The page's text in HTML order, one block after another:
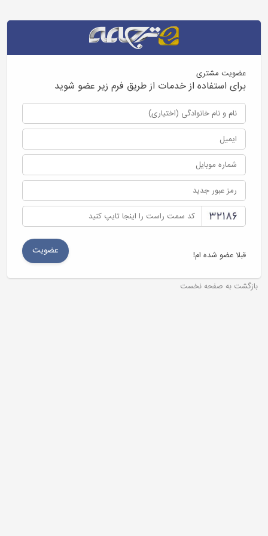
عضویت مشتری
برای استفاده از خدمات از طریق فرم زیر عضو شوید
قبلا عضو شده ام!
بازگشت به صفحه نخست